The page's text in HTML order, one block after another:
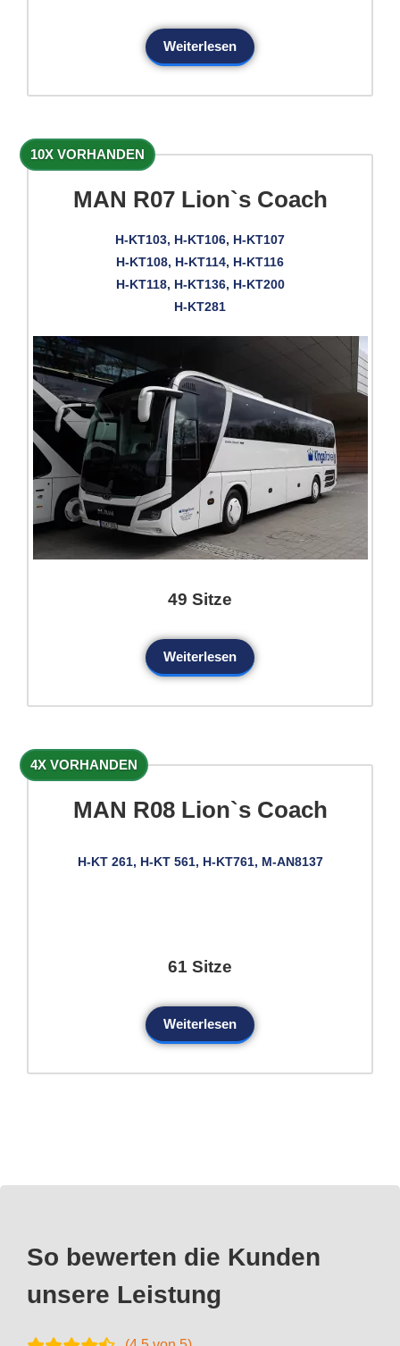
Weiterlesen
10X VORHANDEN
MAN R07 Lion`s Coach
H-KT103, H-KT106, H-KT107
H-KT108, H-KT114, H-KT116
H-KT118, H-KT136, H-KT200
H-KT281
49 Sitze
Weiterlesen
4X VORHANDEN
MAN R08 Lion`s Coach
H-KT 261, H-KT 561, H-KT761, M-AN8137
61 Sitze
Weiterlesen
So bewerten die Kunden
unsere Leistung